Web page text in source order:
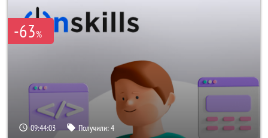
-63%
09:44:00 Получили:4